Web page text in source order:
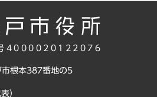
4000020122076
根本387番地の5
）